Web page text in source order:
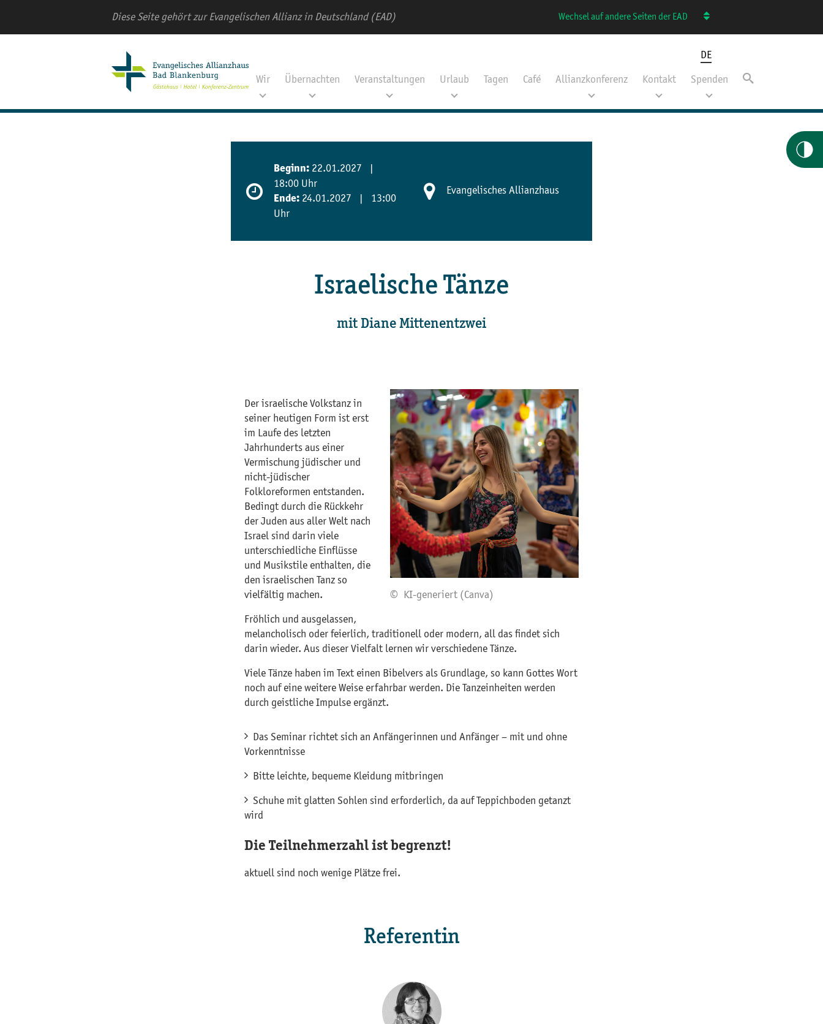
Diese Seite gehört zur Evangelischen Allianz in Deutschland (EAD) Wechsel auf andere Seiten der EAD
Wir Übernachten Veranstaltungen Urlaub Tagen Café Allianzkonferenz Kontakt Spenden
DE
Beginn: 22.01.2027 |
18:00 Uhr
Ende: 24.01.2027 | 13:00
Uhr
Evangelisches Allianzhaus
Israelische Tänze
mit Diane Mittenentzwei
© KI-generiert (Canva)
Der israelische Volkstanz in
seiner heutigen Form ist erst
im Laufe des letzten
Jahrhunderts aus einer
Vermischung jüdischer und
nicht-jüdischer
Folkloreformen entstanden.
Bedingt durch die Rückkehr
der Juden aus aller Welt nach
Israel sind darin viele
unterschiedliche Einflüsse
und Musikstile enthalten, die
den israelischen Tanz so
vielfältig machen.
Fröhlich und ausgelassen,
melancholisch oder feierlich, traditionell oder modern, all das findet sich
darin wieder. Aus dieser Vielfalt lernen wir verschiedene Tänze.
Viele Tänze haben im Text einen Bibelvers als Grundlage, so kann Gottes Wort
noch auf eine weitere Weise erfahrbar werden. Die Tanzeinheiten werden
durch geistliche Impulse ergänzt.
Das Seminar richtet sich an Anfängerinnen und Anfänger – mit und ohne
Vorkenntnisse
Bitte leichte, bequeme Kleidung mitbringen
Schuhe mit glatten Sohlen sind erforderlich, da auf Teppichboden getanzt
wird
Die Teilnehmerzahl ist begrenzt!
aktuell sind noch wenige Plätze frei.
Referentin